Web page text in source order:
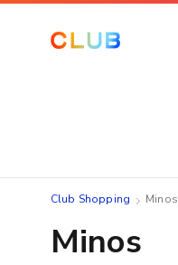
Club Shopping Minos
Minos